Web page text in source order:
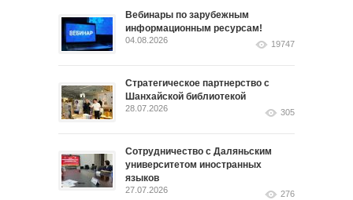
Вебинары по зарубежным
информационным ресурсам!
04.08.2026 19747
Стратегическое партнерство с
Шанхайской библиотекой
28.07.2026 305
Сотрудничество с Даляньским
университетом иностранных
языков
27.07.2026 276